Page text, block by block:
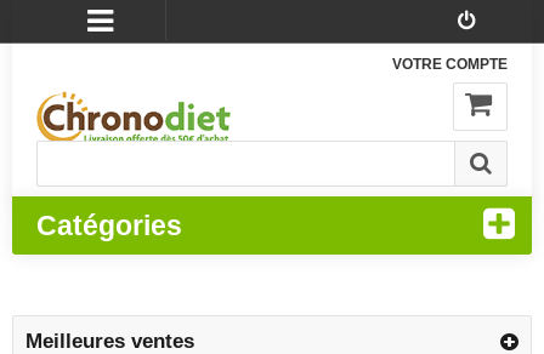
Catégories
VOTRE COMPTE
Meilleures ventes